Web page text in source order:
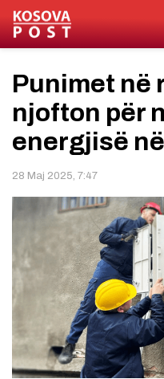
Punimet në
njofton për
energjisë
28 Maj 2025, 7:47